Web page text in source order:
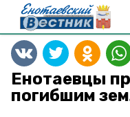
Енотаевцы
погибшим